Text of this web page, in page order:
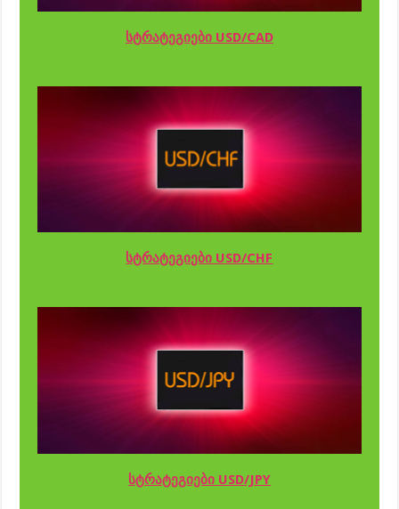
სტრატეგიები USD/CAD
სტრატეგიები USD/CHF
სტრატეგიები USD/JPY